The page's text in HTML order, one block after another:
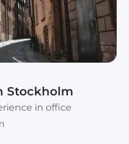
Stockholm
in office